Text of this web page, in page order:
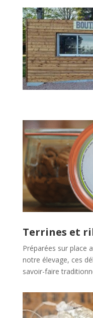
Terrines et
Préparées sur place
notre élevage, ces
savoir-faire